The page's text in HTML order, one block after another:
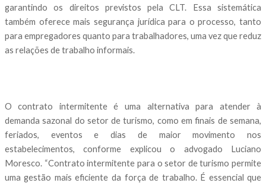
garantindo os direitos previstos pela CLT. Essa sistemática
também oferece mais segurança jurídica para o processo, tanto
para empregadores quanto para trabalhadores, uma vez que reduz
as relações de trabalho informais.
O contrato intermitente é uma alternativa para atender à
demanda sazonal do setor de turismo, como em finais de semana,
feriados, eventos e dias de maior movimento nos
estabelecimentos, conforme explicou o advogado Luciano
Moresco. “Contrato intermitente para o setor de turismo permite
uma gestão mais eficiente da força de trabalho. É essencial que